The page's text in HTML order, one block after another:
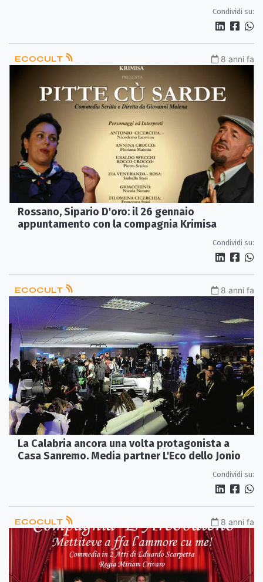
Condividi su:
ECOCULT 8 anni fa
Rossano, Sipario D'oro: il 26 gennaio
appuntamento con la compagnia Krimisa
Condividi su:
ECOCULT 8 anni fa
La Calabria ancora una volta protagonista a
Casa Sanremo. Media partner L'Eco dello Jonio
Condividi su:
ECOCULT 8 anni fa